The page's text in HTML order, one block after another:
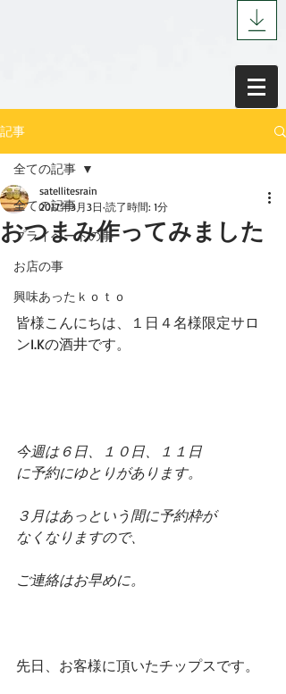
記事
全ての記事
プライベートの事
お店の事
興味あったｋｏｔｏ
全ての記事
おつまみ作ってみました
satellitesrain
2017年3月3日 読了時間: 1分
皆様こんにちは、１日４名様限定サロ
ンI.Kの酒井です。
今週は６日、１０日、１１日
に予約にゆとりがあります。
３月はあっという間に予約枠が
なくなりますので、
ご連絡はお早めに。
先日、お客様に頂いたチップスです。